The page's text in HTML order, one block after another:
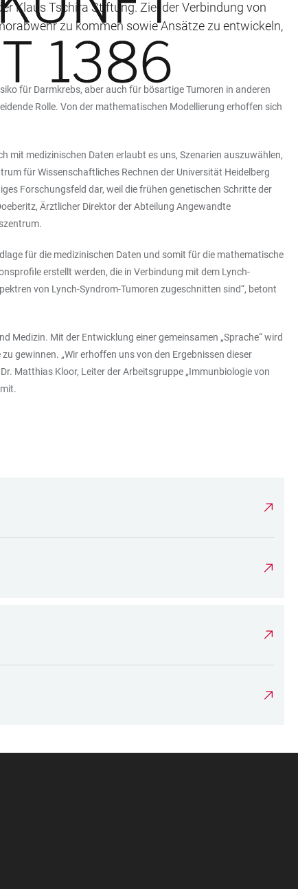
Klaus Tschira Stiftung. Ziel der Verbindung von
zu kommen sowie Ansätze zu entwickeln,
für Darmkrebs, aber auch für bösartige Tumoren in anderen
Rolle. Von der mathematischen Modellierung erhoffen sich
mit medizinischen Daten erlaubt es uns, Szenarien auszuwählen,
für Wissenschaftliches Rechnen der Universität Heidelberg
Forschungsfeld dar, weil die frühen genetischen Schritte der
Ärztlicher Direktor der Abteilung Angewandte
für die medizinischen Daten und somit für die mathematische
erstellt werden, die in Verbindung mit dem Lynch-
von Lynch-Syndrom-Tumoren zugeschnitten sind“, betont
Mit der Entwicklung einer gemeinsamen „Sprache“ wird
gewinnen. „Wir erhoffen uns von den Ergebnissen dieser
Matthias Kloor, Leiter der Arbeitsgruppe „Immunbiologie von